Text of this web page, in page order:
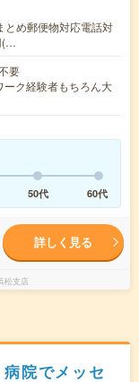
とめ郵便物対応電話対
(…
要
ク経験者もちろん大
50代 60代
詳しく見る
松支店
院でメッセ